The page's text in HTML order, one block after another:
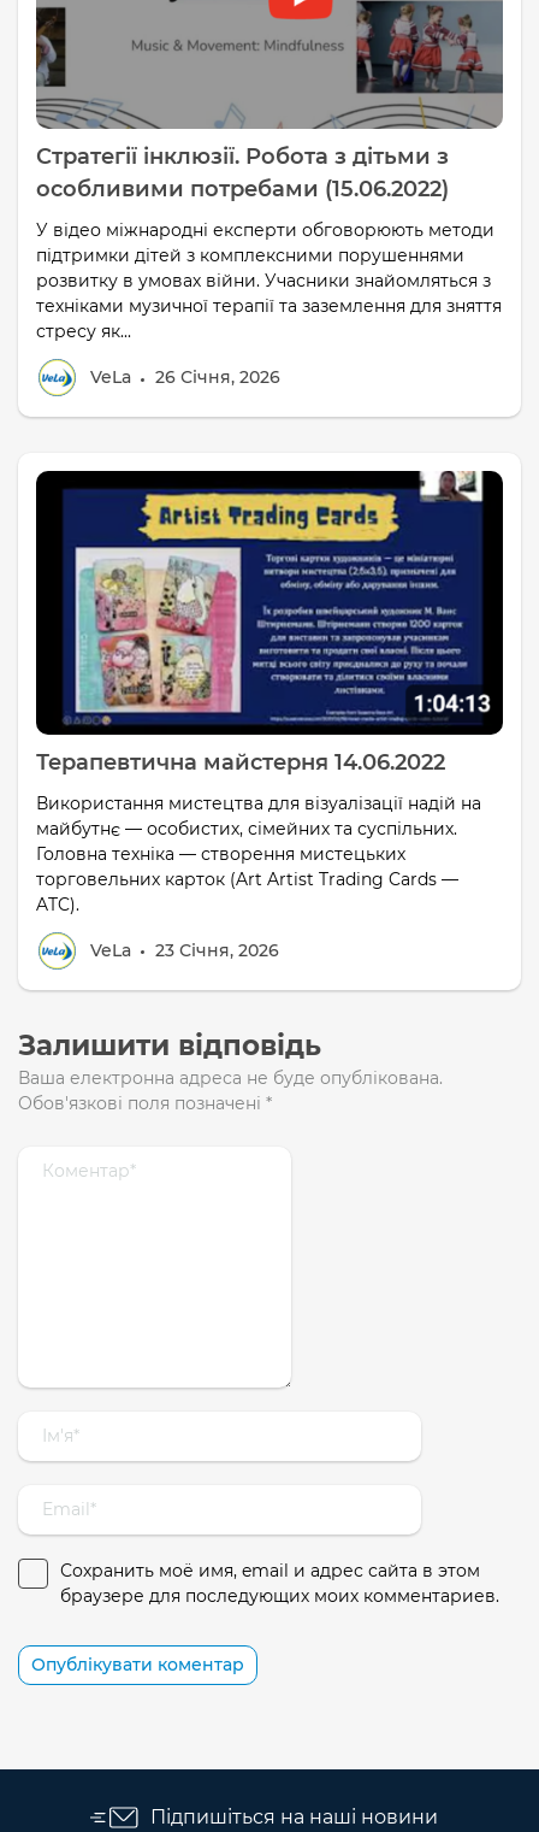
Стратегії інклюзії. Робота з дітьми з
особливими потребами (15.06.2022)
У відео міжнародні експерти обговорюють методи
підтримки дітей з комплексними порушеннями
розвитку в умовах війни. Учасники знайомляться з
техніками музичної терапії та заземлення для зняття
стресу як...
VeLa 26 Січня, 2026
Терапевтична майстерня 14.06.2022
Використання мистецтва для візуалізації надій на
майбутнє — особистих, сімейних та суспільних.
Головна техніка — створення мистецьких
торговельних карток (Art Artist Trading Cards —
ATC).
VeLa 23 Січня, 2026
Залишити відповідь
Ваша електронна адреса не буде опублікована.
Обов'язкові поля позначені *
Сохранить моё имя, email и адрес сайта в этом
браузере для последующих моих комментариев.
Підпишіться на наші новини